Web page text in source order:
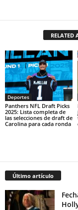
RELATED
Deportes
Panthers NFL Draft Picks
2025: Lista completa de
las selecciones de draft de
Carolina para cada ronda
Último artículo